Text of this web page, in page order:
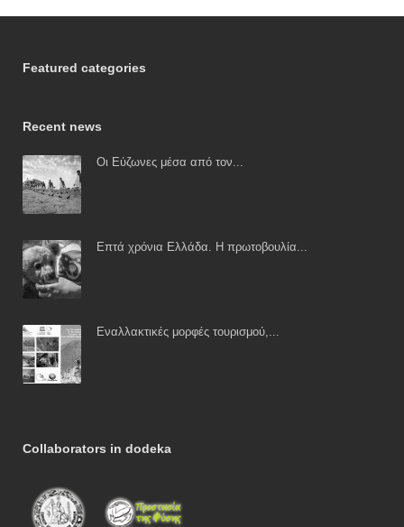
Featured categories
Recent news
Οι Εύζωνες μέσα από τον...
Επτά χρόνια Ελλάδα. Η πρωτοβουλία...
Εναλλακτικές μορφές τουρισμού,...
Collaborators in dodeka